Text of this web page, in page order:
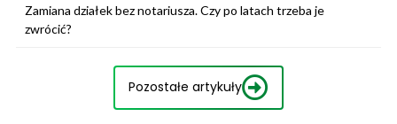
Zamiana działek bez notariusza. Czy po latach trzeba je
zwrócić?
Pozostałe artykuły